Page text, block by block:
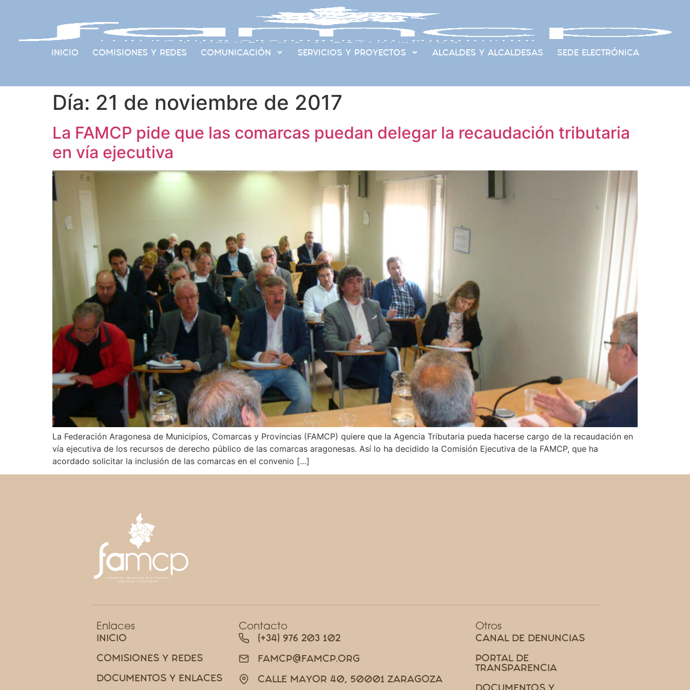
INICIO COMISIONES Y REDES COMUNICACIÓN SERVICIOS Y PROYECTOS ALCALDES Y ALCALDESAS SEDE ELECTRÓNICA
Día: 21 de noviembre de 2017
La FAMCP pide que las comarcas puedan delegar la recaudación tributaria
en vía ejecutiva
La Federación Aragonesa de Municipios, Comarcas y Provincias (FAMCP) quiere que la Agencia Tributaria pueda hacerse cargo de la recaudación en
vía ejecutiva de los recursos de derecho público de las comarcas aragonesas. Así lo ha decidido la Comisión Ejecutiva de la FAMCP, que ha
acordado solicitar la inclusión de las comarcas en el convenio […]
Enlaces
INICIO
COMISIONES Y REDES
DOCUMENTOS Y ENLACES
Contacto
(+34) 976 203 102
FAMCP@FAMCP.ORG
CALLE MAYOR 40, 50001 ZARAGOZA
Otros
CANAL DE DENUNCIAS
PORTAL DE
TRANSPARENCIA